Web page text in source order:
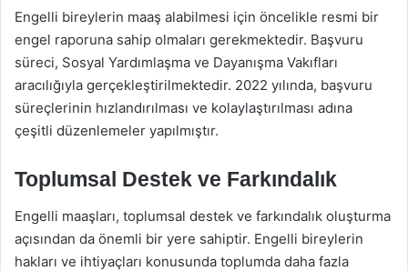
Engelli bireylerin maaş alabilmesi için öncelikle resmi bir
engel raporuna sahip olmaları gerekmektedir. Başvuru
süreci, Sosyal Yardımlaşma ve Dayanışma Vakıfları
aracılığıyla gerçekleştirilmektedir. 2022 yılında, başvuru
süreçlerinin hızlandırılması ve kolaylaştırılması adına
çeşitli düzenlemeler yapılmıştır.
Toplumsal Destek ve Farkındalık
Engelli maaşları, toplumsal destek ve farkındalık oluşturma
açısından da önemli bir yere sahiptir. Engelli bireylerin
hakları ve ihtiyaçları konusunda toplumda daha fazla